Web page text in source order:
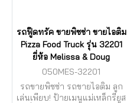
รถฟู๊ดทรัค ขายพิซซ่า ขายไอติม
Pizza Food Truck รุ่น 32201
ยี่ห้อ Melissa & Doug
050MES-32201
รถขายพิซซ่า รถขายไอติม ลูก
เล่นเพียบ! ป้ายเมนูแม่เหล็กรียูส